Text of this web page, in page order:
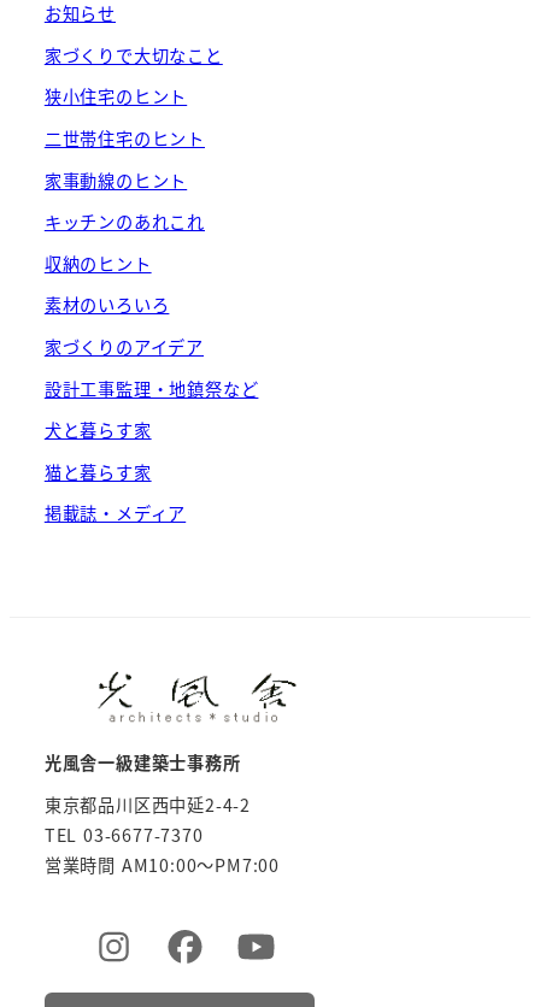
お知らせ
家づくりで大切なこと
狭小住宅のヒント
二世帯住宅のヒント
家事動線のヒント
キッチンのあれこれ
収納のヒント
素材のいろいろ
家づくりのアイデア
設計工事監理・地鎮祭など
犬と暮らす家
猫と暮らす家
掲載誌・メディア
光風舎一級建築士事務所
東京都品川区西中延2-4-2
TEL 03-6677-7370
営業時間 AM10:00～PM7:00